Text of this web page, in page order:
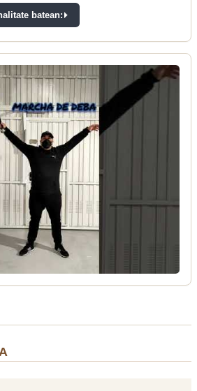
batean: